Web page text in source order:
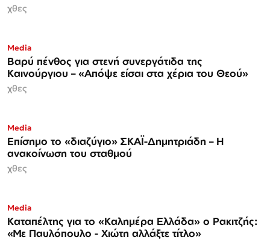
χθες
Media
Βαρύ πένθος για στενή συνεργάτιδα της
Καινούργιου – «Απόψε είσαι στα χέρια του Θεού»
χθες
Media
Επίσημο το «διαζύγιο» ΣΚΑΪ-Δημητριάδη – Η
ανακοίνωση του σταθμού
χθες
Media
Καταπέλτης για το «Καλημέρα Ελλάδα» ο Ρακιτζής:
«Με Παυλόπουλο - Χιώτη αλλάξτε τίτλο»